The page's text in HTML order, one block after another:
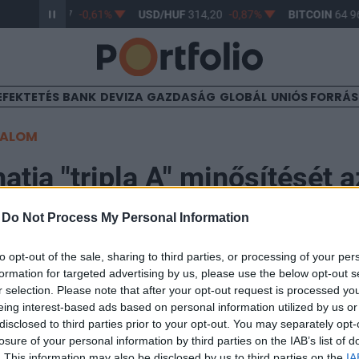
Do Not Process My Personal Information
opt-out of the sale, sharing to third parties, or processing of your
for targeted advertising by us, please use the below opt-out
selection. Please note that after your opt-out request is processed
interest-based ads based on personal information utilized by us
to third parties prior to your opt-out. You may separately
of your personal information by third parties on the IAB’s list of
363,17 -0,61% USD/HUF 314,20 -0,87% BITCOIN64
BANK DEVIZA GAZDASÁG GLOBÁL UNIÓS
"tripla A" minősítését
megerősíti az Egyesült Államok jelenlegi
megemelik az adósságplafont.